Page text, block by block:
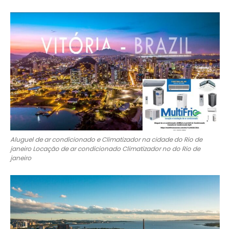
Aluguel de ar condicionado e Climatizador na cidade do Rio de
janeiro Locação de ar condicionado Climatizador no do Rio de
janeiro